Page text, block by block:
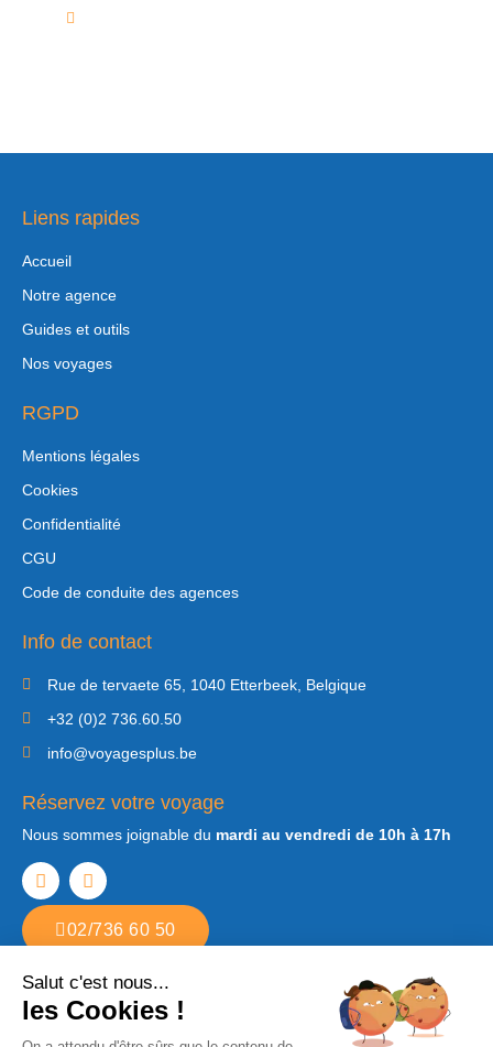
Liens rapides
Accueil
Notre agence
Guides et outils
Nos voyages
RGPD
Mentions légales
Cookies
Confidentialité
CGU
Code de conduite des agences
Info de contact
Rue de tervaete 65, 1040 Etterbeek, Belgique
+32 (0)2 736.60.50
info@voyagesplus.be
Réservez votre voyage
Nous sommes joignable du mardi au vendredi de 10h à 17h
02/736 60 50